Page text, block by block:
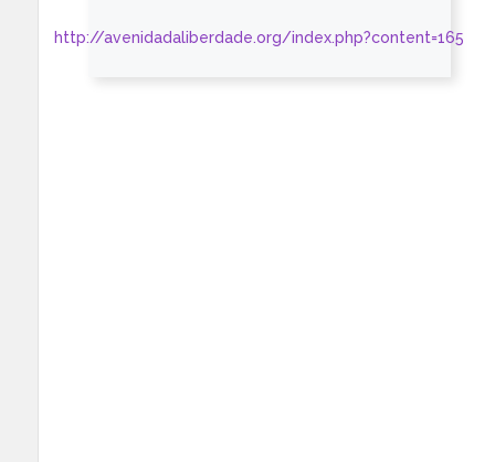
http://avenidadaliberdade.org/index.php?content=165